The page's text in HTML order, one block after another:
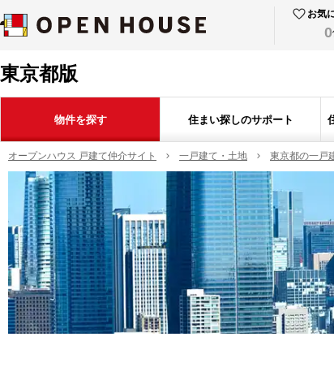
お気
0
東京都版
物件を探す 住まい探しのサポート
オープンハウス 戸建て仲介サイト 一戸建て・土地 東京都の一戸